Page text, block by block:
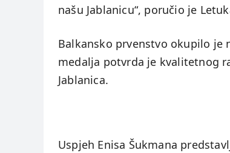
našu Jablanicu“, poručio je
Balkansko prvenstvo okupilo je
medalja potvrda je kvalitetnog
Jablanica.
Uspjeh Enisa Šukmana